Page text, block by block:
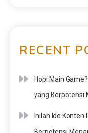
RECENT
Hobi Main
yang Berpotensi
Inilah Ide